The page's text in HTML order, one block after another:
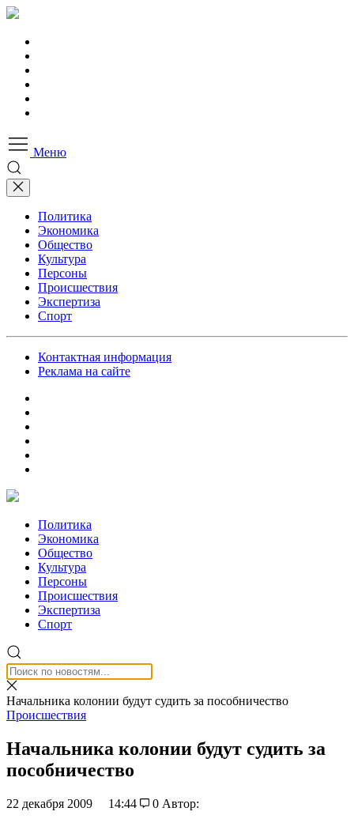
Меню
Политика
Экономика
Общество
Культура
Персоны
Происшествия
Экспертиза
Спорт
Контактная информация
Реклама на сайте
Политика
Экономика
Общество
Культура
Персоны
Происшествия
Экспертиза
Спорт
Начальника колонии будут судить за пособничество
Происшествия
Начальника колонии будут судить за
пособничество
22 декабря 2009 14:44 0 Автор: